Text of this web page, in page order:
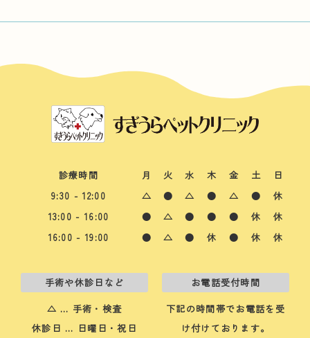
診療時間 月 火 水 木 金 土
日
9:30 - 12:00
△ ● △ ● △ ●
休
13:00 - 16:00
● △ ● ● ● 休
休
16:00 - 19:00
● △ ● 休 ● 休 休
手術や休診日など
△ … 手術・検査
休診日 … 日曜日・祝日
お電話受付時間
下記の時間帯でお電話を受
け付けております。